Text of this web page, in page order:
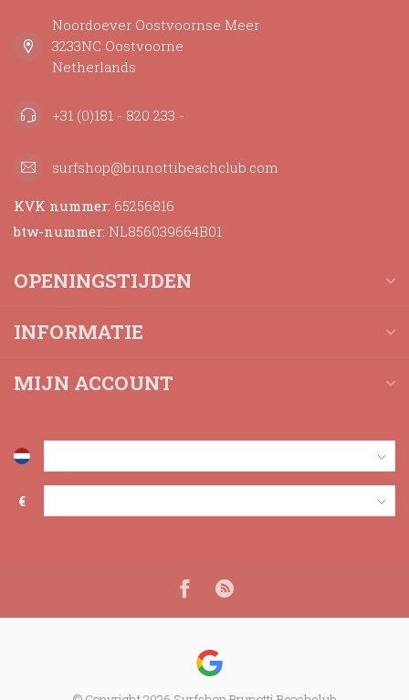
Noordoever Oostvoornse Meer
3233NC Oostvoorne
Netherlands
+31 (0)181 - 820 233 -
surfshop@brunottibeachclub.com
KVK nummer: 65256816
btw-nummer: NL856039664B01
OPENINGSTIJDEN
INFORMATIE
MIJN ACCOUNT
€